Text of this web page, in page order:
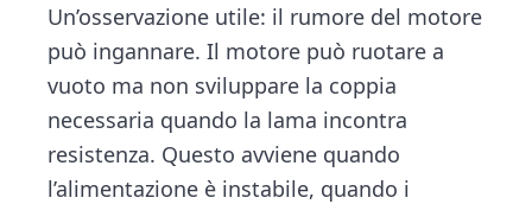
Un’osservazione utile: il rumore del motore
può ingannare. Il motore può ruotare a
vuoto ma non sviluppare la coppia
necessaria quando la lama incontra
resistenza. Questo avviene quando
l’alimentazione è instabile, quando i